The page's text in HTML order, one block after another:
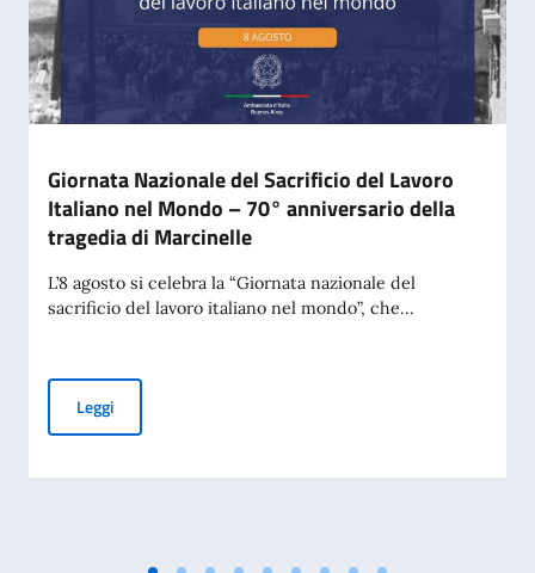
Giornata Nazionale del Sacrificio del Lavoro
Italiano nel Mondo – 70° anniversario della
tragedia di Marcinelle
L’8 agosto si celebra la “Giornata nazionale del
sacrificio del lavoro italiano nel mondo”, che...
LeggiGiornata Nazionale del Sacrificio del Lavoro Italiano nel